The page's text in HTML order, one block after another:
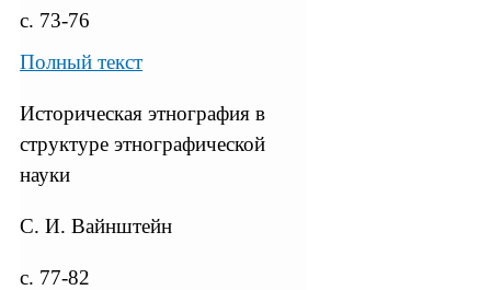
с. 73-76
Полный текст
Историческая этнография в
структуре этнографической
науки
С. И. Вайнштейн
с. 77-82